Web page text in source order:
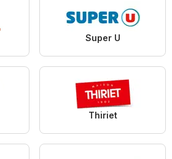
Super U
Thiriet